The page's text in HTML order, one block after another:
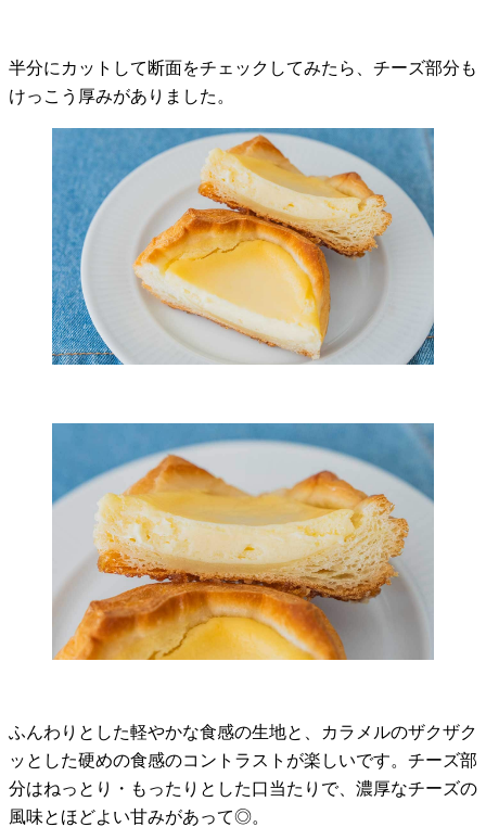
半分にカットして断面をチェックしてみたら、チーズ部分も
けっこう厚みがありました。
ふんわりとした軽やかな食感の生地と、カラメルのザクザク
ッとした硬めの食感のコントラストが楽しいです。チーズ部
分はねっとり・もったりとした口当たりで、濃厚なチーズの
風味とほどよい甘みがあって◎。